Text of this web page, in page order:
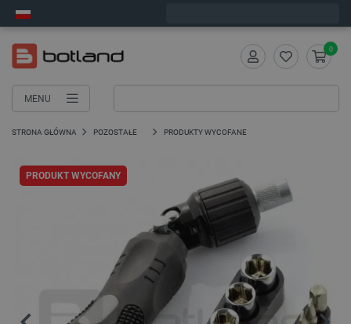
MENU
0
STRONA GŁÓWNA POZOSTAŁE PRODUKTY WYCOFANE
PRODUKT WYCOFANY